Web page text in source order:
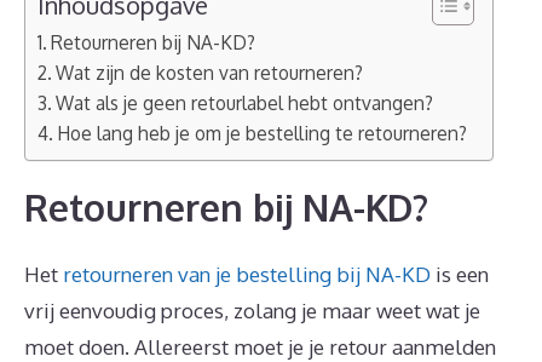
Retourneren bij NA-KD?
Wat zijn de kosten van retourneren?
Wat als je geen retourlabel hebt ontvangen?
Hoe lang heb je om je bestelling te retourneren?
Retourneren bij NA-KD?
Het retourneren van je bestelling bij NA-KD is een
vrij eenvoudig proces, zolang je maar weet wat je
moet doen. Allereerst moet je je retour aanmelden